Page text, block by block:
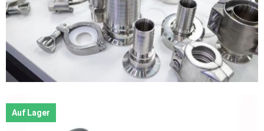
Auf Lager